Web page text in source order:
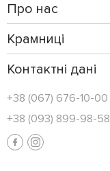
Про нас
Крамниці
Контактні дані
+38 (067) 676-10-00
+38 (093) 899-98-58